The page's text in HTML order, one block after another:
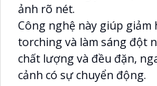
ảnh rõ nét.
Công nghệ này giúp
torching và làm sáng đột
chất lượng và đều đặn,
cảnh có sự chuyển động.